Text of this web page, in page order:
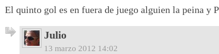
El quinto gol es en fuera de juego alguien la peina y
Julio
13 marzo 2012 14:02